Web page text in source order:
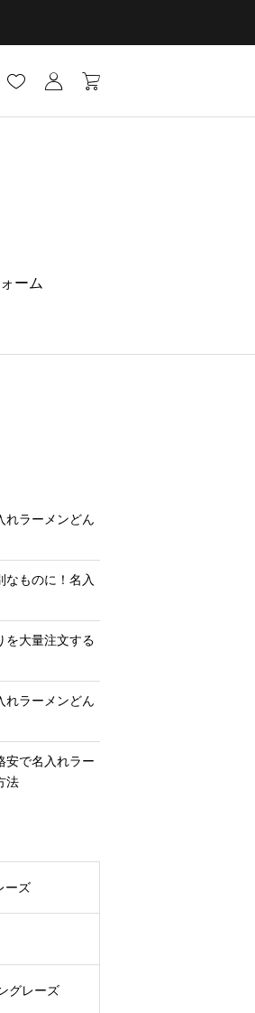
ーム
れラーメンどん
なものに！名入
を大量注文する
れラーメンどん
安で名入れラー
法
ーズ
グレーズ